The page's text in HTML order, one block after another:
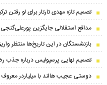
تصمیم تازه مهدی تارتار برای لو رفتن
مدافع استقلالی جایگزین
بازنشستگان در این تاریخ‌ها منتظر
تصمیم نهایی پرسپولیس درباره جذب
دوستی عجیب هالند با میلیاردر معروف